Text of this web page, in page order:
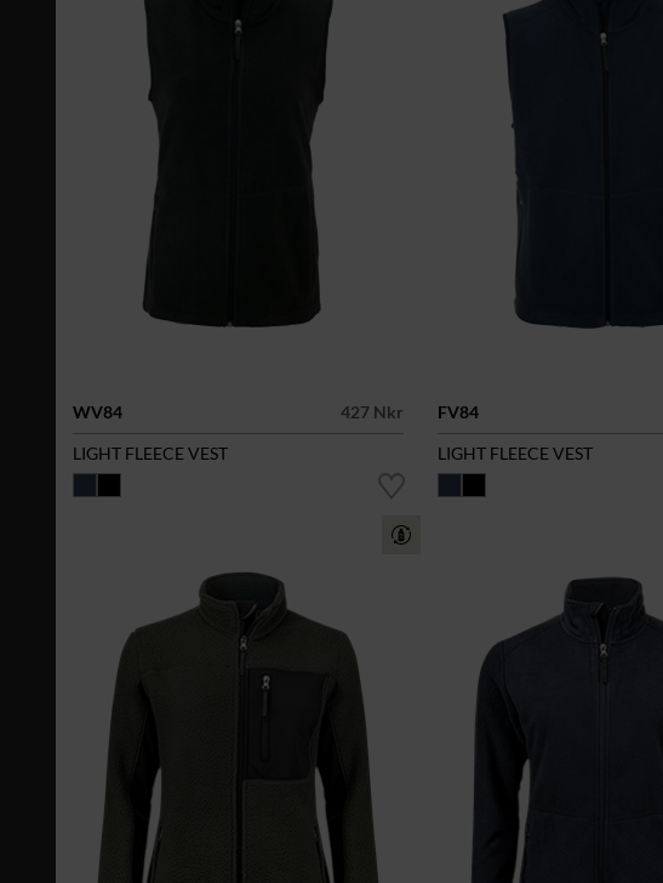
WV84
427 Nkr
LIGHT FLEECE VEST
FV84
LIGHT FLEECE VEST